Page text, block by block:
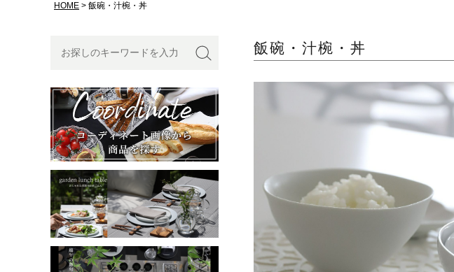
HOME 飯碗・汁椀・丼
飯碗・汁椀・丼